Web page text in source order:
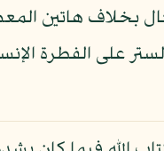
بخلاف هاتين
على الفطرة